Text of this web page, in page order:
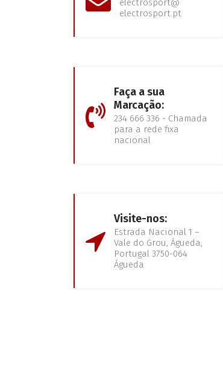
electrosport@
electrosport.pt
Faça a sua
Marcação:
234 666 336 - Chamada
para a rede fixa
nacional
Visite-nos:
Estrada Nacional 1 –
Vale do Grou, Águeda,
Portugal 3750-064
Águeda